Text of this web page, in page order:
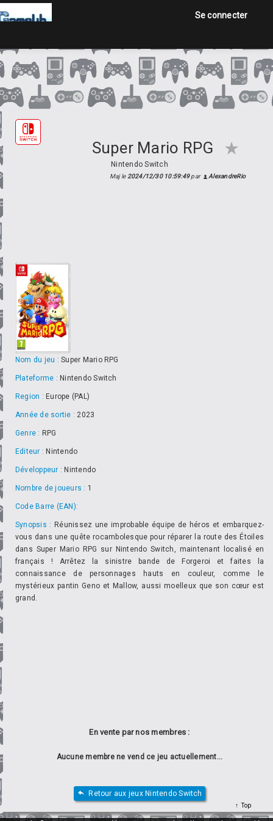
Accueil
Jeux
Se connecter
Se connecter
Super Mario RPG
Nintendo Switch
Maj le 2024/12/30 10:59:49par AlexandreRio
Nom du jeu : Super Mario RPG
Plateforme : Nintendo Switch
Region : Europe (PAL)
Année de sortie : 2023
Genre : RPG
Editeur : Nintendo
Développeur : Nintendo
Nombre de joueurs : 1
Code Barre (EAN):
Synopsis : Réunissez une improbable équipe de héros et embarquez-
vous dans une quête rocambolesque pour réparer la route des Étoiles
dans Super Mario RPG sur Nintendo Switch, maintenant localisé en
français ! Arrêtez la sinistre bande de Forgeroi et faites la
connaissance de personnages hauts en couleur, comme le
mystérieux pantin Geno et Mallow, aussi moelleux que son cœur est
grand.
En vente par nos membres :
Aucune membre ne vend ce jeu actuellement...
Retour aux jeux Nintendo Switch
Top